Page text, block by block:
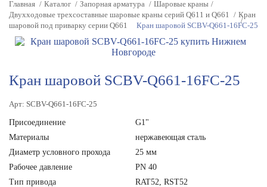
Главная Каталог Запорная арматура
Шаровые краны
Двухходовые трехсоставные шаровые краны серий Q611 и Q661
Кран
шаровой под приварку серии Q661
Кран шаровой SCBV-Q661-16FC-25
Кран шаровой SCBV-Q661-16FC-25
Арт: SCBV-Q661-16FC-25
Присоединение
G1"
Материалы
нержавеющая сталь
Диаметр условного прохода
25 мм
Рабочее давление
PN 40
Тип привода
RAT52, RST52